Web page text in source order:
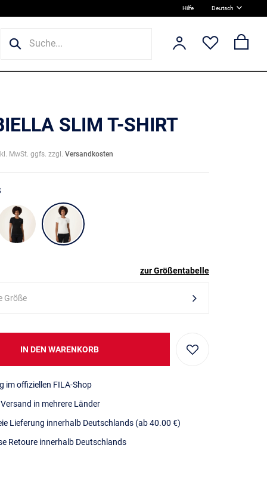
Hilfe Deutsch
SLIM T-SHIRT
MwSt. ggfs. zzgl. Versandkosten
zur Größentabelle
Größe
IN DEN WARENKORB
im offiziellen FILA-Shop
in mehrere Länder
Lieferung innerhalb Deutschlands (ab 40.00 €)
Retoure innerhalb Deutschlands